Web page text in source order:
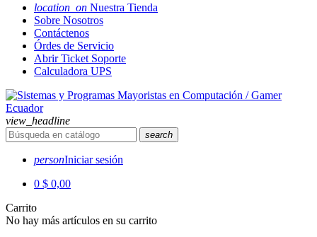
location_on Nuestra Tienda
Sobre Nosotros
Contáctenos
Órdes de Servicio
Abrir Ticket Soporte
Calculadora UPS
view_headline
search
personIniciar sesión
0 $ 0,00
Carrito
No hay más artículos en su carrito